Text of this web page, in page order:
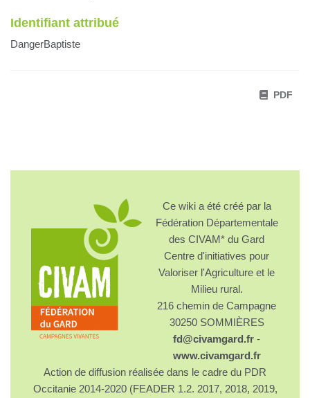
Identifiant attribué
DangerBaptiste
PDF
Ce wiki a été créé par la
Fédération Départementale
des CIVAM* du Gard
Centre d'initiatives pour
Valoriser l'Agriculture et le
Milieu rural.
216 chemin de Campagne
30250 SOMMIÈRES
fd@civamgard.fr -
www.civamgard.fr
Action de diffusion réalisée dans le cadre du PDR
Occitanie 2014-2020 (FEADER 1.2. 2017, 2018, 2019,